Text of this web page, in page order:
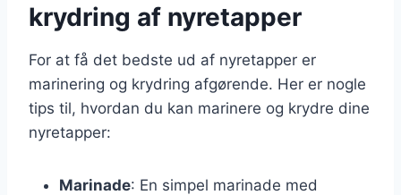
krydring af nyretapper
For at få det bedste ud af nyretapper er
marinering og krydring afgørende. Her er nogle
tips til, hvordan du kan marinere og krydre dine
nyretapper:
Marinade: En simpel marinade med